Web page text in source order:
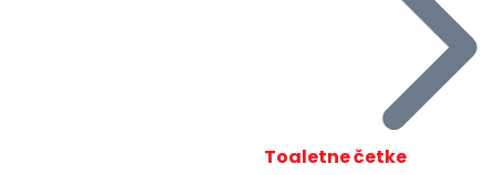
Toaletne četke